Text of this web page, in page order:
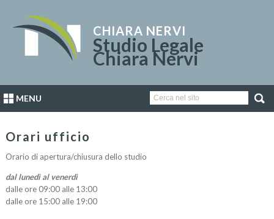
CHIARA NERVI
Studio Legale
Chiara Nervi
MENU
Orari ufficio
Orario di apertura/chiusura dello studio
dal lunedì al venerdì
dalle ore 09:00 alle 13:00
dalle ore 15:00 alle 19:00